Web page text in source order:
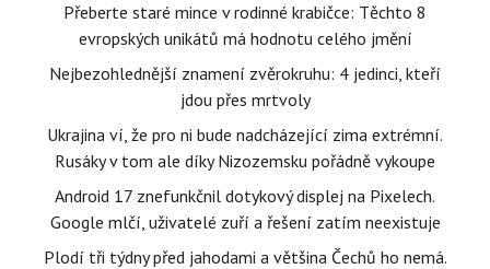
Přeberte staré mince v rodinné krabičce: Těchto 8
evropských unikátů má hodnotu celého jmění
Nejbezohlednější znamení zvěrokruhu: 4 jedinci, kteří
jdou přes mrtvoly
Ukrajina ví, že pro ni bude nadcházející zima extrémní.
Rusáky v tom ale díky Nizozemsku pořádně vykoupe
Android 17 znefunkčnil dotykový displej na Pixelech.
Google mlčí, uživatelé zuří a řešení zatím neexistuje
Plodí tři týdny před jahodami a většina Čechů ho nemá.